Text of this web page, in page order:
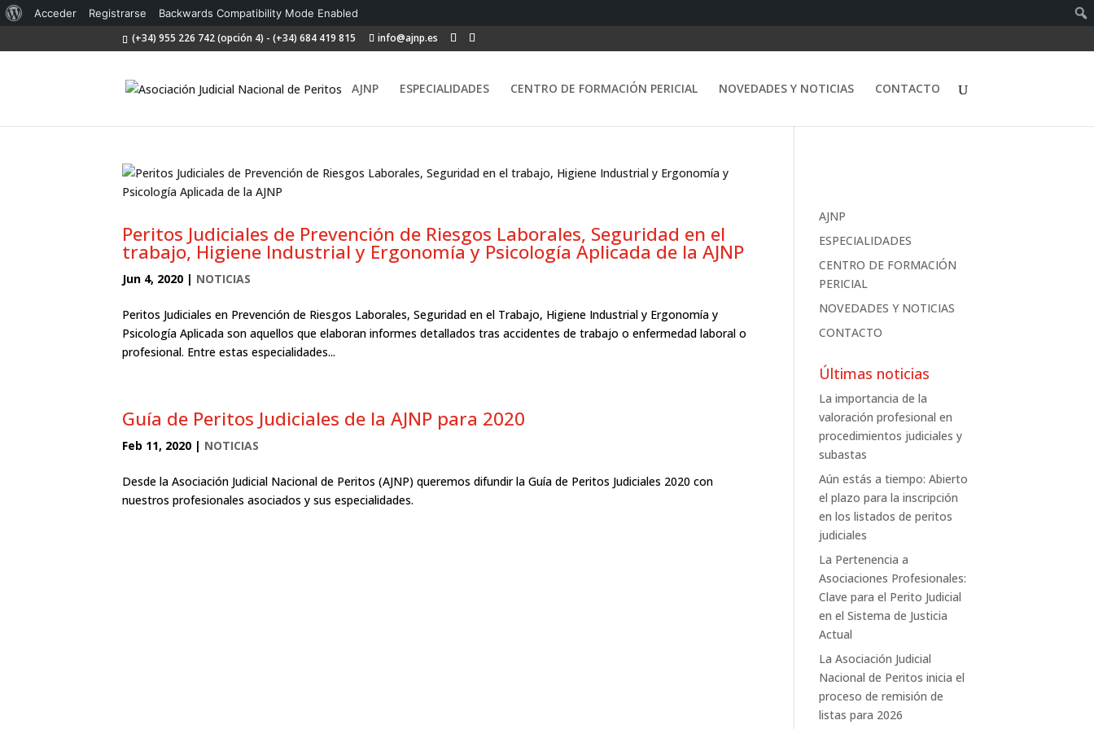
Acerca
Acceder Registrarse Backwards Compatibility Mode Enabled
(+34) 955 226 742 (opción 4) - (+34) 684 419 815 info@ajnp.es
AJNP ESPECIALIDADES CENTRO DE FORMACIÓN PERICIAL NOVEDADES Y NOTICIAS CONTACTO
Peritos Judiciales de Prevención de Riesgos Laborales, Seguridad en el
trabajo, Higiene Industrial y Ergonomía y Psicología Aplicada de la AJNP
Jun 4, 2020| NOTICIAS
Peritos Judiciales en Prevención de Riesgos Laborales, Seguridad en el Trabajo, Higiene Industrial y Ergonomía y
Psicología Aplicada son aquellos que elaboran informes detallados tras accidentes de trabajo o enfermedad laboral o
profesional. Entre estas especialidades...
Guía de Peritos Judiciales de la AJNP para 2020
Feb 11, 2020| NOTICIAS
Desde la Asociación Judicial Nacional de Peritos (AJNP) queremos difundir la Guía de Peritos Judiciales 2020 con
nuestros profesionales asociados y sus especialidades.
AJNP
ESPECIALIDADES
CENTRO DE FORMACIÓN
PERICIAL
NOVEDADES Y NOTICIAS
CONTACTO
Últimas noticias
La importancia de la
valoración profesional en
procedimientos judiciales y
subastas
Aún estás a tiempo: Abierto
el plazo para la inscripción
en los listados de peritos
judiciales
La Pertenencia a
Asociaciones Profesionales:
Clave para el Perito Judicial
en el Sistema de Justicia
Actual
La Asociación Judicial
Nacional de Peritos inicia el
proceso de remisión de
listas para 2026